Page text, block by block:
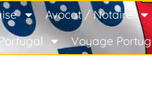
Avocat / Notaire
Voyage